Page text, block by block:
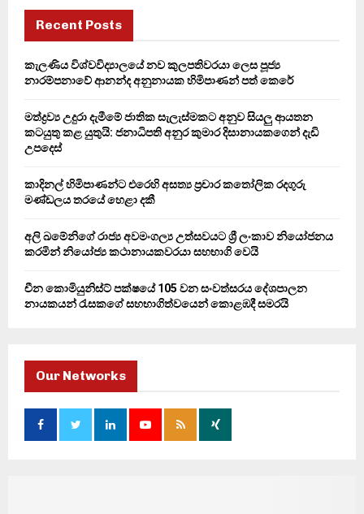
f
r
H
Recent Posts
කැලණිය විශ්වවිද්‍යාලයේ නව කුලපතිවරයා ලෙස පූජ්‍ය
නාරම්පනාවේ ආනන්ද අනුනායක හිමිපාණන් පත් කෙරේ
මත්ද්‍රව්‍ය උදුරා දැමීමේ ජාතික සැලැස්මකට අනුව සියලු ආයතන
කටයුතු කළ යුතුයි: ජනාධිපති අනුර කුමාර දිසානායකගෙන් දැඩි
උපදෙස්
කාදිනල් හිමිපාණන්ට එරෙහි අසත්‍ය ප්‍රචාර කතෝලික රදගුරු
මණ්ඩලය තරයේ හෙළා දකී
අලි ඛමේනිගේ රාජ්‍ය අවමංගල්‍ය උත්සවයට ශ්‍රී ලංකාව නියෝජනය
කරමින් නියෝජ්‍ය කථානායකවරයා සහභාගි වෙයි
චීන කොමියුනිස්ට් පක්ෂයේ 105 වන සංවත්සරය දේශපාලන
නායකයන් රැසකගේ සහභාගිත්වයෙන් කොළඹදී සමරයි
Our Networks